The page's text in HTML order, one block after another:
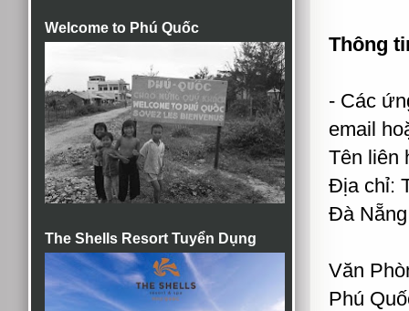
Welcome to Phú Quốc
The Shells Resort Tuyển Dụng
Thông
- Các
email
Tên liên
Địa chỉ:
Đà
Văn
Phú